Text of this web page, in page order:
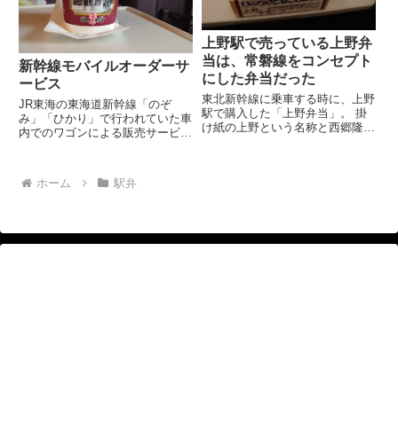
新幹線モバイルオーダーサ
ービス
JR東海の東海道新幹線「のぞ
み」「ひかり」で行われていた車
内でのワゴンによる販売サービス
ン車のモバイルオーダーサービス
というものが導入され、乗客が食
上野駅で売っている上野弁
当は、常磐線をコンセプト
にした弁当だった
東北新幹線に乗車する時に、上野
駅で購入した「上野弁当」。 掛
け紙の上野という名称と西郷隆盛
ホーム 駅弁